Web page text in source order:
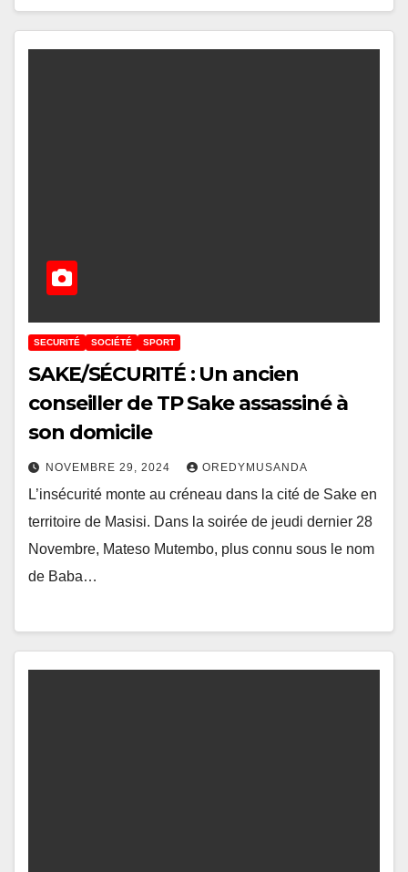
SECURITÉ SOCIÉTÉ SPORT
SAKE/SÉCURITÉ : Un ancien
conseiller de TP Sake assassiné à
son domicile
NOVEMBRE 29, 2024 OREDYMUSANDA
L’insécurité monte au créneau dans la cité de Sake en
territoire de Masisi. Dans la soirée de jeudi dernier 28
Novembre, Mateso Mutembo, plus connu sous le nom
de Baba…